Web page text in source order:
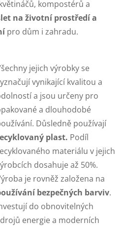
kompostérů a
na životní prostředí a
pro dům i zahradu.
jejich výrobky se
vynikající kvalitou a
a jsou určeny pro
a dlouhodobé
Důsledně používají
plast. Podíl
materiálu v jejich
dosahuje až 50%.
je rovněž založena na
bezpečných barviv.
do obnovitelných
energie a moderních